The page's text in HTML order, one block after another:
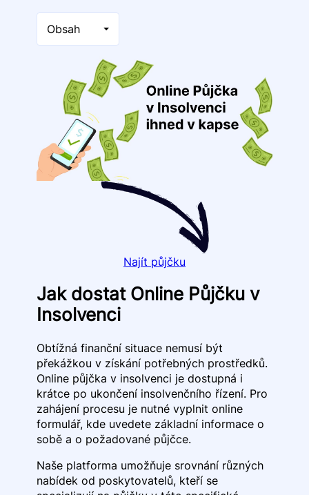
Obsah
Najít půjčku
Jak dostat Online Půjčku v
Insolvenci
Obtížná finanční situace nemusí být
překážkou v získání potřebných prostředků.
Online půjčka v insolvenci je dostupná i
krátce po ukončení insolvenčního řízení. Pro
zahájení procesu je nutné vyplnit online
formulář, kde uvedete základní informace o
sobě a o požadované půjčce.
Naše platforma umožňuje srovnání různých
nabídek od poskytovatelů, kteří se